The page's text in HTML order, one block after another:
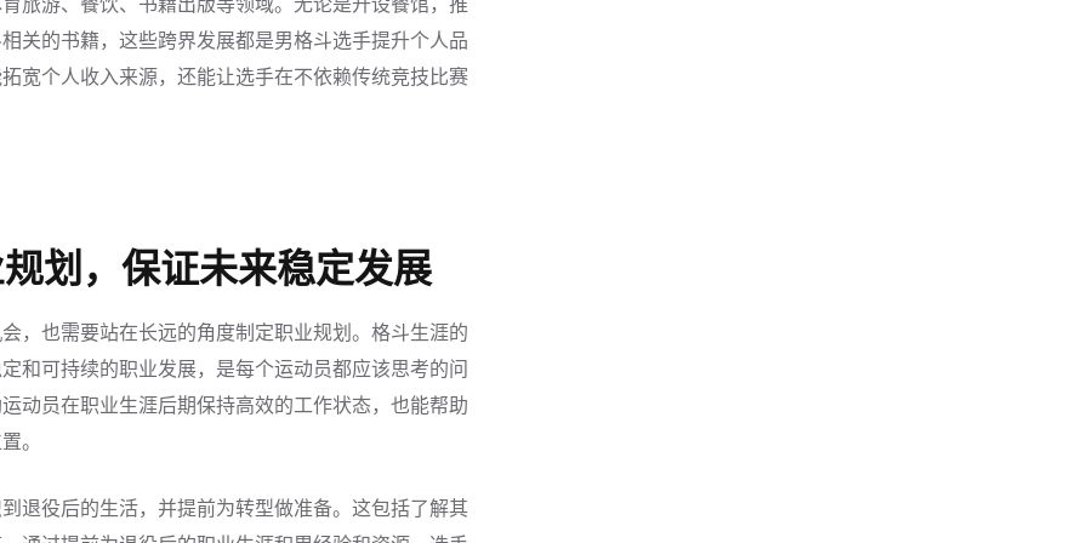
关的书籍，这些跨界发展都是男格斗选手提升个人品
宽个人收入来源，还能让选手在不依赖传统竞技比赛
划，保证未来稳定发展
，也需要站在长远的角度制定职业规划。格斗生涯的
和可持续的职业发展，是每个运动员都应该思考的问
动员在职业生涯后期保持高效的工作状态，也能帮助
。
退役后的生活，并提前为转型做准备。这包括了解其